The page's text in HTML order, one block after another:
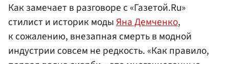
Как замечает в разговоре с «Газетой.Ru»
стилист и историк модыЯна Демченко,
к сожалению, внезапная смерть в модной
индустрии совсем не редкость. «Как правило,